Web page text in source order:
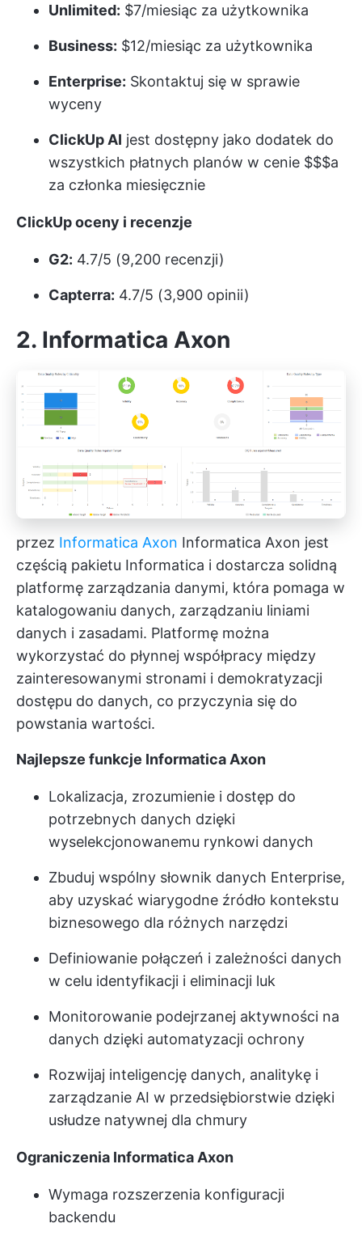
Unlimited: $7/miesiąc za użytkownika
Business: $12/miesiąc za użytkownika
Enterprise: Skontaktuj się w sprawie
wyceny
ClickUp AI jest dostępny jako dodatek do
wszystkich płatnych planów w cenie $$$a
za członka miesięcznie
ClickUp oceny i recenzje
G2: 4.7/5 (9,200 recenzji)
Capterra: 4.7/5 (3,900 opinii)
2. Informatica Axon
przez Informatica Axon Informatica Axon jest
częścią pakietu Informatica i dostarcza solidną
platformę zarządzania danymi, która pomaga w
katalogowaniu danych, zarządzaniu liniami
danych i zasadami. Platformę można
wykorzystać do płynnej współpracy między
zainteresowanymi stronami i demokratyzacji
dostępu do danych, co przyczynia się do
powstania wartości.
Najlepsze funkcje Informatica Axon
Lokalizacja, zrozumienie i dostęp do
potrzebnych danych dzięki
wyselekcjonowanemu rynkowi danych
Zbuduj wspólny słownik danych Enterprise,
aby uzyskać wiarygodne źródło kontekstu
biznesowego dla różnych narzędzi
Definiowanie połączeń i zależności danych
w celu identyfikacji i eliminacji luk
Monitorowanie podejrzanej aktywności na
danych dzięki automatyzacji ochrony
Rozwijaj inteligencję danych, analitykę i
zarządzanie AI w przedsiębiorstwie dzięki
usłudze natywnej dla chmury
Ograniczenia Informatica Axon
Wymaga rozszerzenia konfiguracji
backendu